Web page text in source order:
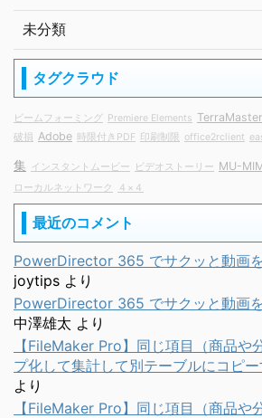
未分類
タグクラウド
ビームフォーミング Premiere Elements TerraMaster
破損 Adobe 時限付きPDF 印刷制限 office2rclient
集
インスタントムービー ビデオストーリー MU-
ローカルネットワーク ４×４
最近のコメント
PowerDirector 365 でサクッと動画
joytips より
PowerDirector 365 でサクッと動画
中澤雄太 より
【FileMaker Pro】同じ項目（商品や
プ化して集計して別テーブルにコピ
より
【FileMaker Pro】同じ項目（商品や